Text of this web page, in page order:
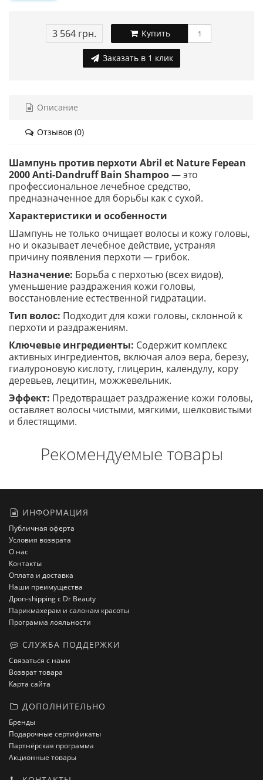
3 564 грн. Купить
Заказать в 1 клик
Описание
Отзывов (0)
Шампунь против перхоти Abril et Nature Fepean
2000 Anti-Dandruff Bain Shampoo— это
профессиональное лечебное средство,
предназначенное для борьбы как с сухой.
Характеристики и особенности
Шампунь не только очищает волосы и кожу головы,
но и оказывает лечебное действие, устраняя
причину появления перхоти — грибок.
Назначение: Борьба с перхотью (всех видов),
уменьшение раздражения кожи головы,
восстановление естественной гидратации.
Тип волос: Подходит для кожи головы, склонной к
перхоти и раздражениям.
Ключевые ингредиенты: Содержит комплекс
активных ингредиентов, включая алоэ вера, березу,
гиалуроновую кислоту, глицерин, календулу, кору
деревьев, лецитин, можжевельник.
Эффект: Предотвращает раздражение кожи головы,
оставляет волосы чистыми, мягкими, шелковистыми
и блестящими.
Рекомендуемые товары
ИНФОРМАЦИЯ
Публичная оферта
Условия возврата
О нас
Контакты
Оплата и доставка
Наши преимущества
Дроп-shipping с Dr Beauty
Парикмахерам и салонам красоты
Программа лояльности
СЛУЖБА ПОДДЕРЖКИ
Связаться с нами
Возврат товара
Карта сайта
ДОПОЛНИТЕЛЬНО
Бренды
Подарочные сертификаты
Партнёрская программа
Акционные товары